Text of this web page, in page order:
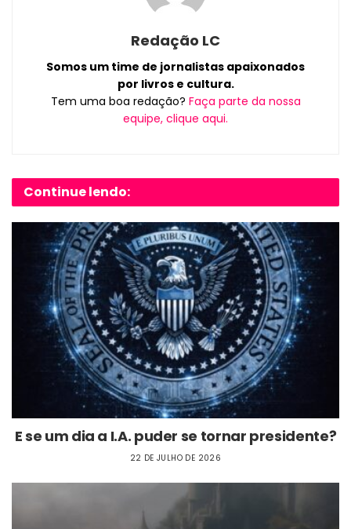
Redação LC
Somos um time de jornalistas apaixonados
por livros e cultura.
Tem uma boa redação? Faça parte da nossa
equipe, clique aqui.
Continue lendo:
E se um dia a I.A. puder se tornar presidente?
22 DE JULHO DE 2026